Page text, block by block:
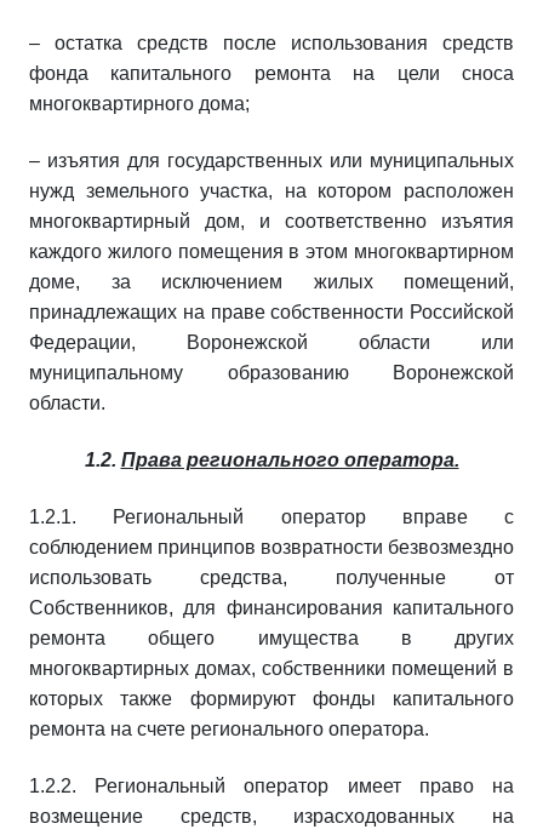
– остатка средств после использования средств
фонда капитального ремонта на цели сноса
многоквартирного дома;
– изъятия для государственных или муниципальных
нужд земельного участка, на котором расположен
многоквартирный дом, и соответственно изъятия
каждого жилого помещения в этом многоквартирном
доме, за исключением жилых помещений,
принадлежащих на праве собственности Российской
Федерации, Воронежской области или
муниципальному образованию Воронежской
области.
1.2. Права регионального оператора.
1.2.1. Региональный оператор вправе с
соблюдением принципов возвратности безвозмездно
использовать средства, полученные от
Собственников, для финансирования капитального
ремонта общего имущества в других
многоквартирных домах, собственники помещений в
которых также формируют фонды капитального
ремонта на счете регионального оператора.
1.2.2. Региональный оператор имеет право на
возмещение средств, израсходованных на